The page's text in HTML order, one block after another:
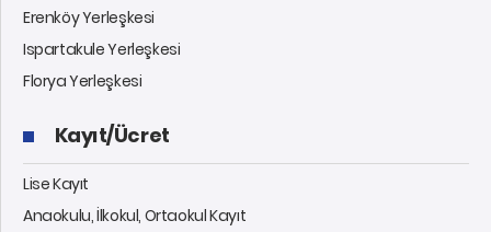
Erenköy Yerleşkesi
Ispartakule Yerleşkesi
Florya Yerleşkesi
Kayıt/Ücret
Lise Kayıt
Anaokulu, İlkokul, Ortaokul Kayıt